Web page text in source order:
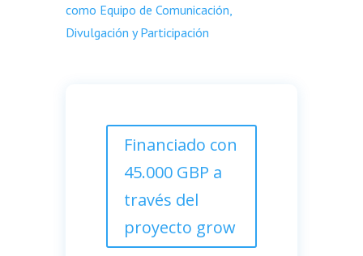
como Equipo de Comunicación,
Divulgación y Participación
Financiado con
45.000 GBP a
través del
proyecto grow